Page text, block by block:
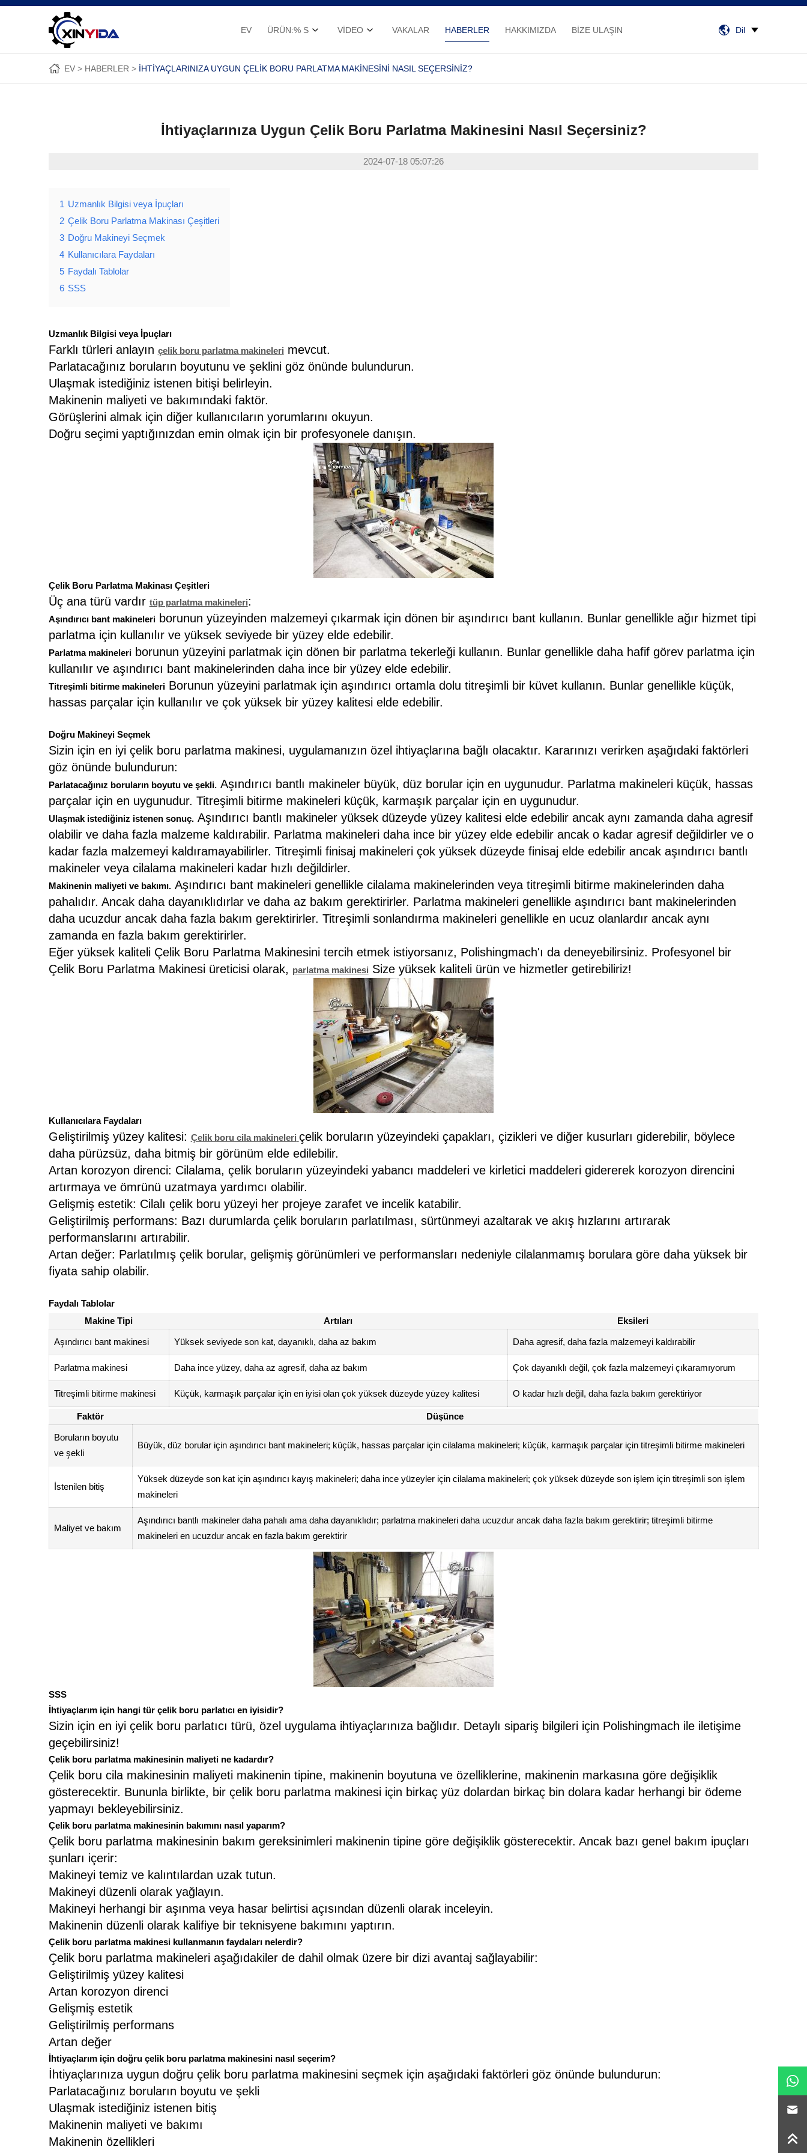
EV ÜRÜN:% S VIDEO VAKALAR HABERLER HAKKIMIZDA BİZE ULAŞIN Dil
EV HABERLER İHTIYAÇLARINIZA UYGUN ÇELIK BORU PARLATMA MAKINESINI NASIL SEÇERSINIZ?
İhtiyaçlarınıza Uygun Çelik Boru Parlatma Makinesini Nasıl Seçersiniz?
2024-07-18 05:07:26
1 Uzmanlık Bilgisi veya İpuçları
2 Çelik Boru Parlatma Makinası Çeşitleri
3 Doğru Makineyi Seçmek
4 Kullanıcılara Faydaları
5 Faydalı Tablolar
6 SSS
Uzmanlık Bilgisi veya İpuçları
Farklı türleri anlayın çelik boru parlatma makineleri mevcut.
Parlatacağınız boruların boyutunu ve şeklini göz önünde bulundurun.
Ulaşmak istediğiniz istenen bitişi belirleyin.
Makinenin maliyeti ve bakımındaki faktör.
Görüşlerini almak için diğer kullanıcıların yorumlarını okuyun.
Doğru seçimi yaptığınızdan emin olmak için bir profesyonele danışın.
Çelik Boru Parlatma Makinası Çeşitleri
Üç ana türü vardır tüp parlatma makineleri:
Aşındırıcı bant makineleriborunun yüzeyinden malzemeyi çıkarmak için dönen bir aşındırıcı bant kullanın. Bunlar genellikle ağır hizmet tipi
parlatma için kullanılır ve yüksek seviyede bir yüzey elde edebilir.
Parlatma makineleriborunun yüzeyini parlatmak için dönen bir parlatma tekerleği kullanın. Bunlar genellikle daha hafif görev parlatma için
kullanılır ve aşındırıcı bant makinelerinden daha ince bir yüzey elde edebilir.
Titreşimli bitirme makineleriBorunun yüzeyini parlatmak için aşındırıcı ortamla dolu titreşimli bir küvet kullanın. Bunlar genellikle küçük,
hassas parçalar için kullanılır ve çok yüksek bir yüzey kalitesi elde edebilir.
Doğru Makineyi Seçmek
Sizin için en iyi çelik boru parlatma makinesi, uygulamanızın özel ihtiyaçlarına bağlı olacaktır. Kararınızı verirken aşağıdaki faktörleri
göz önünde bulundurun:
Parlatacağınız boruların boyutu ve şekli.Aşındırıcı bantlı makineler büyük, düz borular için en uygunudur. Parlatma makineleri küçük, hassas
parçalar için en uygunudur. Titreşimli bitirme makineleri küçük, karmaşık parçalar için en uygunudur.
Ulaşmak istediğiniz istenen sonuç.Aşındırıcı bantlı makineler yüksek düzeyde yüzey kalitesi elde edebilir ancak aynı zamanda daha agresif
olabilir ve daha fazla malzeme kaldırabilir. Parlatma makineleri daha ince bir yüzey elde edebilir ancak o kadar agresif değildirler ve o
kadar fazla malzemeyi kaldıramayabilirler. Titreşimli finisaj makineleri çok yüksek düzeyde finisaj elde edebilir ancak aşındırıcı bantlı
makineler veya cilalama makineleri kadar hızlı değildirler.
Makinenin maliyeti ve bakımı.Aşındırıcı bant makineleri genellikle cilalama makinelerinden veya titreşimli bitirme makinelerinden daha
pahalıdır. Ancak daha dayanıklıdırlar ve daha az bakım gerektirirler. Parlatma makineleri genellikle aşındırıcı bant makinelerinden
daha ucuzdur ancak daha fazla bakım gerektirirler. Titreşimli sonlandırma makineleri genellikle en ucuz olanlardır ancak aynı
zamanda en fazla bakım gerektirirler.
Eğer yüksek kaliteli Çelik Boru Parlatma Makinesini tercih etmek istiyorsanız, Polishingmach'ı da deneyebilirsiniz. Profesyonel bir
Çelik Boru Parlatma Makinesi üreticisi olarak, parlatma makinesi Size yüksek kaliteli ürün ve hizmetler getirebiliriz!
Kullanıcılara Faydaları
Geliştirilmiş yüzey kalitesi: Çelik boru cila makineleri çelik boruların yüzeyindeki çapakları, çizikleri ve diğer kusurları giderebilir, böylece
daha pürüzsüz, daha bitmiş bir görünüm elde edilebilir.
Artan korozyon direnci: Cilalama, çelik boruların yüzeyindeki yabancı maddeleri ve kirletici maddeleri gidererek korozyon direncini
artırmaya ve ömrünü uzatmaya yardımcı olabilir.
Gelişmiş estetik: Cilalı çelik boru yüzeyi her projeye zarafet ve incelik katabilir.
Geliştirilmiş performans: Bazı durumlarda çelik boruların parlatılması, sürtünmeyi azaltarak ve akış hızlarını artırarak
performanslarını artırabilir.
Artan değer: Parlatılmış çelik borular, gelişmiş görünümleri ve performansları nedeniyle cilalanmamış borulara göre daha yüksek bir
fiyata sahip olabilir.
Faydalı Tablolar
Makine Tipi
Artıları Eksileri
Aşındırıcı bant makinesi Yüksek seviyede son kat, dayanıklı, daha az bakım Daha agresif, daha fazla malzemeyi kaldırabilir
Parlatma makinesi Daha ince yüzey, daha az agresif, daha az bakım Çok dayanıklı değil, çok fazla malzemeyi çıkaramıyorum
Titreşimli bitirme makinesi Küçük, karmaşık parçalar için en iyisi olan çok yüksek düzeyde yüzey kalitesi O kadar hızlı değil, daha fazla bakım gerektiriyor
Faktör Düşünce
Boruların boyutu
ve şekli
Büyük, düz borular için aşındırıcı bant makineleri; küçük, hassas parçalar için cilalama makineleri; küçük, karmaşık parçalar için titreşimli bitirme makineleri
İstenilen bitiş
Yüksek düzeyde son kat için aşındırıcı kayış makineleri; daha ince yüzeyler için cilalama makineleri; çok yüksek düzeyde son işlem için titreşimli son işlem
makineleri
Maliyet ve bakım
Aşındırıcı bantlı makineler daha pahalı ama daha dayanıklıdır; parlatma makineleri daha ucuzdur ancak daha fazla bakım gerektirir; titreşimli bitirme
makineleri en ucuzdur ancak en fazla bakım gerektirir
SSS
İhtiyaçlarım için hangi tür çelik boru parlatıcı en iyisidir?
Sizin için en iyi çelik boru parlatıcı türü, özel uygulama ihtiyaçlarınıza bağlıdır. Detaylı sipariş bilgileri için Polishingmach ile iletişime
geçebilirsiniz!
Çelik boru parlatma makinesinin maliyeti ne kadardır?
Çelik boru cila makinesinin maliyeti makinenin tipine, makinenin boyutuna ve özelliklerine, makinenin markasına göre değişiklik
gösterecektir. Bununla birlikte, bir çelik boru parlatma makinesi için birkaç yüz dolardan birkaç bin dolara kadar herhangi bir ödeme
yapmayı bekleyebilirsiniz.
Çelik boru parlatma makinesinin bakımını nasıl yaparım?
Çelik boru parlatma makinesinin bakım gereksinimleri makinenin tipine göre değişiklik gösterecektir. Ancak bazı genel bakım ipuçları
şunları içerir:
Makineyi temiz ve kalıntılardan uzak tutun.
Makineyi düzenli olarak yağlayın.
Makineyi herhangi bir aşınma veya hasar belirtisi açısından düzenli olarak inceleyin.
Makinenin düzenli olarak kalifiye bir teknisyene bakımını yaptırın.
Çelik boru parlatma makinesi kullanmanın faydaları nelerdir?
Çelik boru parlatma makineleri aşağıdakiler de dahil olmak üzere bir dizi avantaj sağlayabilir:
Geliştirilmiş yüzey kalitesi
Artan korozyon direnci
Gelişmiş estetik
Geliştirilmiş performans
Artan değer
İhtiyaçlarım için doğru çelik boru parlatma makinesini nasıl seçerim?
İhtiyaçlarınıza uygun doğru çelik boru parlatma makinesini seçmek için aşağıdaki faktörleri göz önünde bulundurun:
Parlatacağınız boruların boyutu ve şekli
Ulaşmak istediğiniz istenen bitiş
Makinenin maliyeti ve bakımı
Makinenin özellikleri